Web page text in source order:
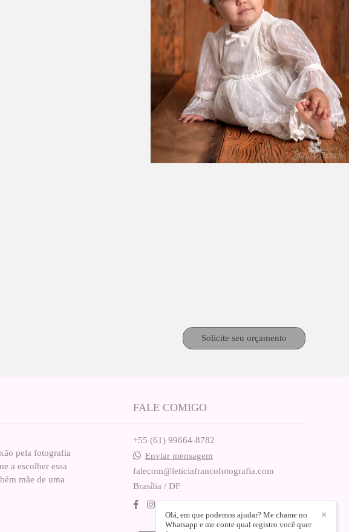
Solicite seu orçamento
pela fotografia
a escolher essa
mãe de uma
FALE COMIGO
+55 (61) 99664-8782
Enviar mensagem
falecom@leticiafrancofotografia.com
Brasília / DF
✕
Olá, em que podemos ajudar? Me chame no
Whatsapp e me conte qual registro você quer